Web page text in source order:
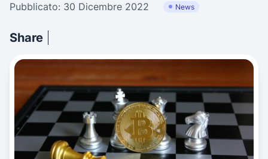
Pubblicato: 30 Dicembre 2022 News
Share